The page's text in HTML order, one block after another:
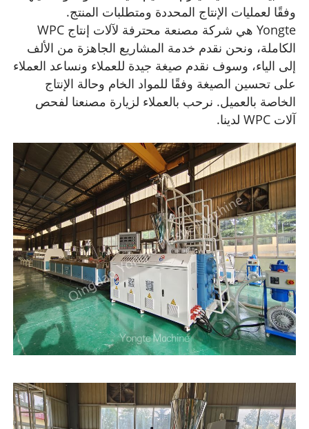
وفقًا لعمليات الإنتاج المحددة ومتطلبات المنتج.
Yongte هي شركة مصنعة محترفة لآلات إنتاج WPC
الكاملة، ونحن نقدم خدمة المشاريع الجاهزة من الألف
إلى الياء، وسوف نقدم صيغة جيدة للعملاء ونساعد العملاء
على تحسين الصيغة وفقًا للمواد الخام وحالة الإنتاج
الخاصة بالعميل. نرحب بالعملاء لزيارة مصنعنا لفحص
آلات WPC لدينا.